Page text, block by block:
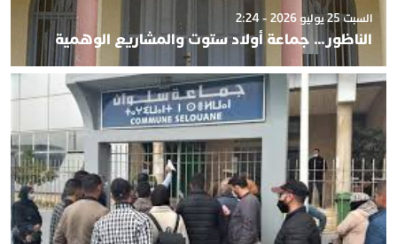
السبت 25 يوليو 2026 - 2:24
الناظور… جماعة أولاد ستوت والمشاريع الوهمية